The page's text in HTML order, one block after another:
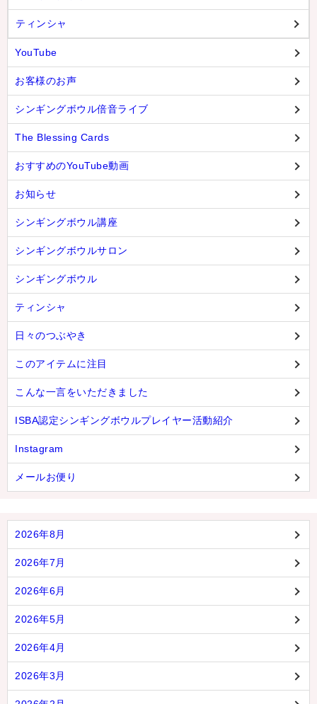
ティンシャ
YouTube
お客様のお声
シンギングボウル倍音ライブ
The Blessing Cards
おすすめのYouTube動画
お知らせ
シンギングボウル講座
シンギングボウルサロン
シンギングボウル
ティンシャ
日々のつぶやき
このアイテムに注目
こんな一言をいただきました
ISBA認定シンギングボウルプレイヤー活動紹介
Instagram
メールお便り
2026年8月
2026年7月
2026年6月
2026年5月
2026年4月
2026年3月